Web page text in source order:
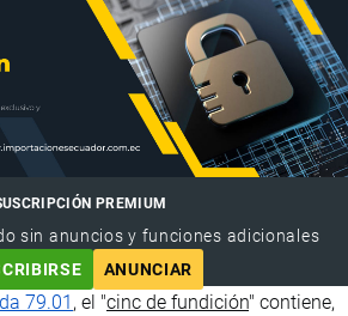
PREMIUM
sin anuncios y funciones adicionales
ANUNCIAR
79.01 , el "cinc de fundición" contiene,